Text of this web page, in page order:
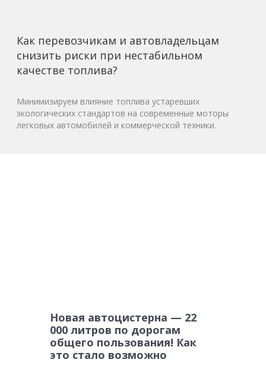
Как перевозчикам и автовладельцам
снизить риски при нестабильном
качестве топлива?
Минимизируем влияние топлива устаревших
экологических стандартов на современные моторы
легковых автомобилей и коммерческой техники.
Новая автоцистерна — 22
000 литров по дорогам
общего пользования! Как
это стало возможно